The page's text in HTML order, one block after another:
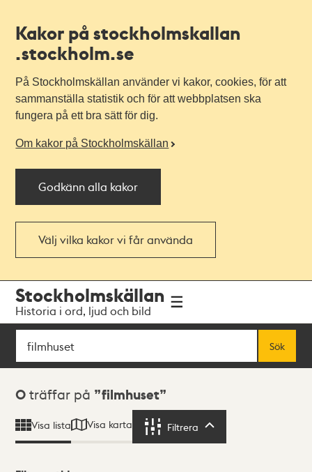
Kakor på stockholmskallan
.stockholm.se
På Stockholmskällan använder vi kakor, cookies, för att
sammanställa statistik och för att webbplatsen ska
fungera på ett bra sätt för dig.
Om kakor på Stockholmskällan
Godkänn alla kakor
Välj vilka kakor vi får använda
navigationen
huvudinnehållet
Stockholmskällan
Historia i ord, ljud och bild
Sök
Sök
Sökresultat
0 träffar på filmhuset
Visa lista Visa karta Filtrera